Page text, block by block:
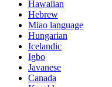
Hawaiian
Hebrew
Miao language
Hungarian
Icelandic
Igbo
Javanese
Canada